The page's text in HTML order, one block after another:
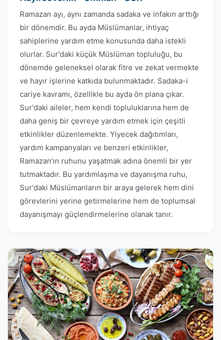
Ramazan ayı, aynı zamanda sadaka ve infakın arttığı
bir dönemdir. Bu ayda Müslümanlar, ihtiyaç
sahiplerine yardım etme konusunda daha istekli
olurlar. Sur'daki küçük Müslüman topluluğu, bu
dönemde geleneksel olarak fitre ve zekat vermekte
ve hayır işlerine katkıda bulunmaktadır. Sadaka-i
cariye kavramı, özellikle bu ayda ön plana çıkar.
Sur'daki aileler, hem kendi topluluklarına hem de
daha geniş bir çevreye yardım etmek için çeşitli
etkinlikler düzenlemekte. Yiyecek dağıtımları,
yardım kampanyaları ve benzeri etkinlikler,
Ramazan'ın ruhunu yaşatmak adına önemli bir yer
tutmaktadır. Bu yardımlaşma ve dayanışma ruhu,
Sur'daki Müslümanların bir araya gelerek hem dini
görevlerini yerine getirmelerine hem de toplumsal
dayanışmayı güçlendirmelerine olanak tanır.